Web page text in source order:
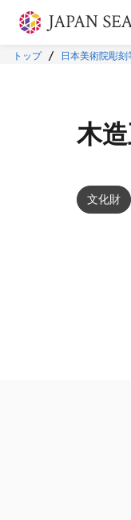
本文に飛ぶ
トップ 日本美術院彫刻
木造
文化財